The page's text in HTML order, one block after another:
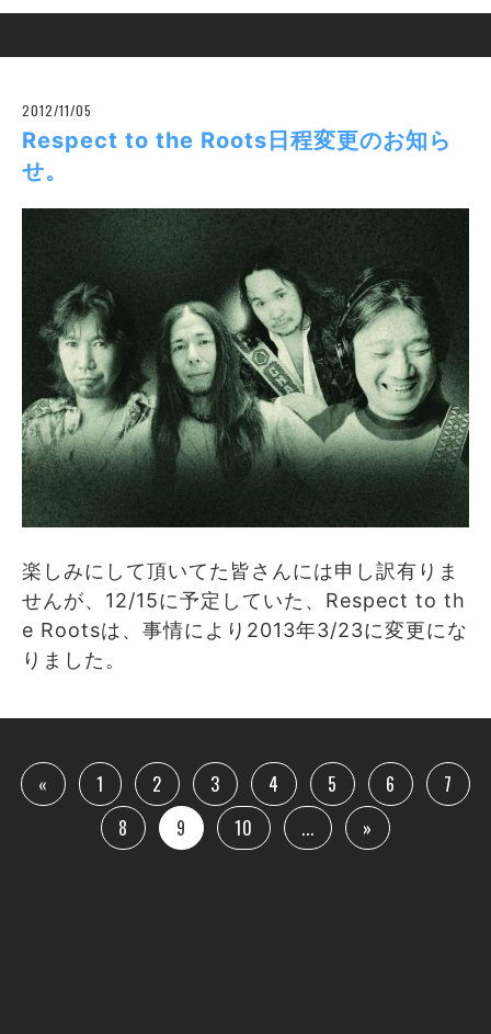
2012/11/05
Respect to the Roots日程変更のお知ら
せ。
楽しみにして頂いてた皆さんには申し訳有りま
せんが、12/15に予定していた、Respect to th
e Rootsは、事情により2013年3/23に変更にな
りました。
« 1 2 3 4 5 6
7
8
9 10 ... »